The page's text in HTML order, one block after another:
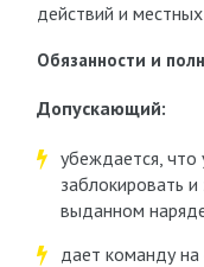
действий и
Обязанности и
Допускающий:
убеждается,
заблокировать
выданном
дает команду на